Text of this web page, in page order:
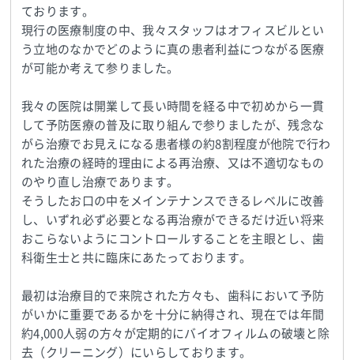
ております。
現行の医療制度の中、我々スタッフはオフィスビルとい
う立地のなかでどのように真の患者利益につながる医療
が可能か考えて参りました。
我々の医院は開業して長い時間を経る中で初めから一貫
して予防医療の普及に取り組んで参りましたが、残念な
がら治療でお見えになる患者様の約8割程度が他院で行わ
れた治療の経時的理由による再治療、又は不適切なもの
のやり直し治療であります。
そうしたお口の中をメインテナンスできるレベルに改善
し、いずれ必ず必要となる再治療ができるだけ近い将来
おこらないようにコントロールすることを主眼とし、歯
科衛生士と共に臨床にあたっております。
最初は治療目的で来院された方々も、歯科において予防
がいかに重要であるかを十分に納得され、現在では年間
約4,000人弱の方々が定期的にバイオフィルムの破壊と除
去（クリーニング）にいらしております。